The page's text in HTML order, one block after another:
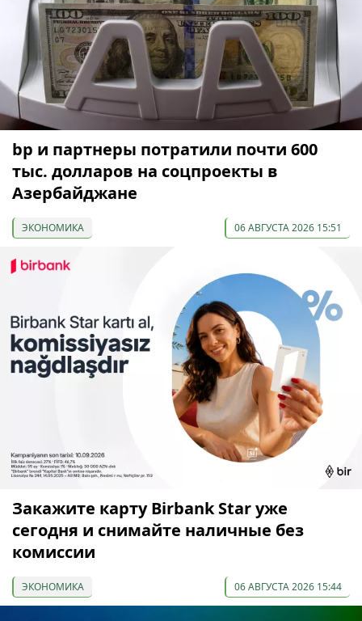
bp и партнеры потратили почти 600
тыс. долларов на соцпроекты в
Азербайджане
ЭКОНОМИКА 06 АВГУСТА 2026 15:51
Закажите карту Birbank Star уже
сегодня и снимайте наличные без
комиссии
ЭКОНОМИКА 06 АВГУСТА 2026 15:44